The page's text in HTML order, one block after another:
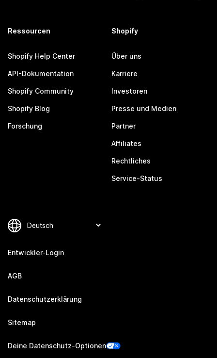
Ressourcen
Shopify Help Center
API-Dokumentation
Shopify Community
Shopify Blog
Forschung
Shopify
Über uns
Karriere
Investoren
Presse und Medien
Partner
Affiliates
Rechtliches
Service-Status
Entwickler-Login
AGB
Datenschutzerklärung
Sitemap
Deine Datenschutz-Optionen